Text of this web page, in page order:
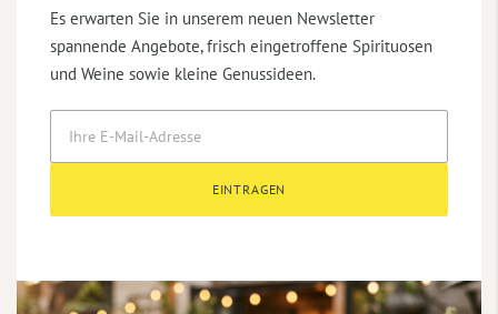
Es erwarten Sie in unserem neuen Newsletter
spannende Angebote, frisch eingetroffene Spirituosen
und Weine sowie kleine Genussideen.
EINTRAGEN